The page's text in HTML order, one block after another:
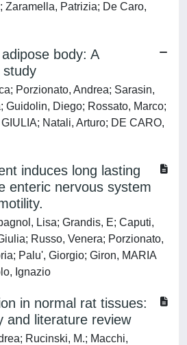
Zaramella, Patrizia; De Caro,
body: A
study
Porzionato, Andrea; Sarasin,
Guidolin, Diego; Rossato, Marco;
Natali, Arturo; DE CARO,
induces long lasting
enteric nervous system
Lisa; Grandis, E; Caputi,
Russo, Venera; Porzionato,
Palu', Giorgio; Giron, MARIA
Ignazio
in normal rat tissues:
and literature review
Rucinski, M.; Macchi,